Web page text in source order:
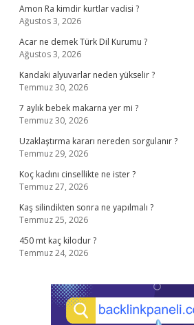
Amon Ra kimdir kurtlar vadisi ?
Ağustos 3, 2026
Acar ne demek Türk Dil Kurumu ?
Ağustos 3, 2026
Kandaki alyuvarlar neden yükselir ?
Temmuz 30, 2026
7 aylık bebek makarna yer mi ?
Temmuz 30, 2026
Uzaklaştırma kararı nereden sorgulanır ?
Temmuz 29, 2026
Koç kadını cinsellikte ne ister ?
Temmuz 27, 2026
Kaş silindikten sonra ne yapılmalı ?
Temmuz 25, 2026
450 mt kaç kilodur ?
Temmuz 24, 2026